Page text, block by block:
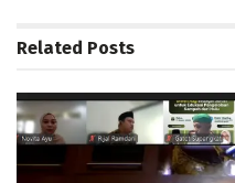
Related Posts